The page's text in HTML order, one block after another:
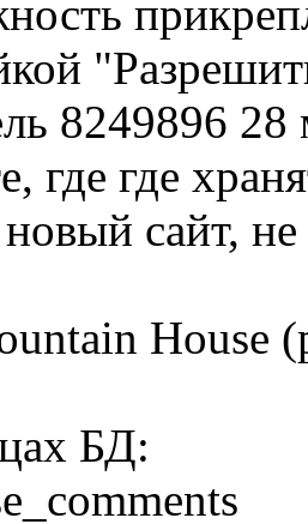
8249896 28
где где
сайт,
House
БД: